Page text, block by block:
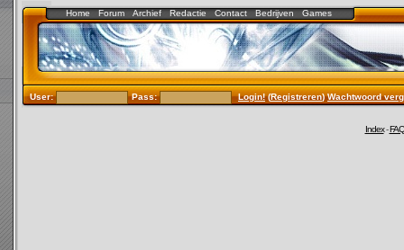
Home Forum Archief Redactie Contact Bedrijven Games
User: Pass: Login!(Registreren)Wachtwoord
Index-FAQ